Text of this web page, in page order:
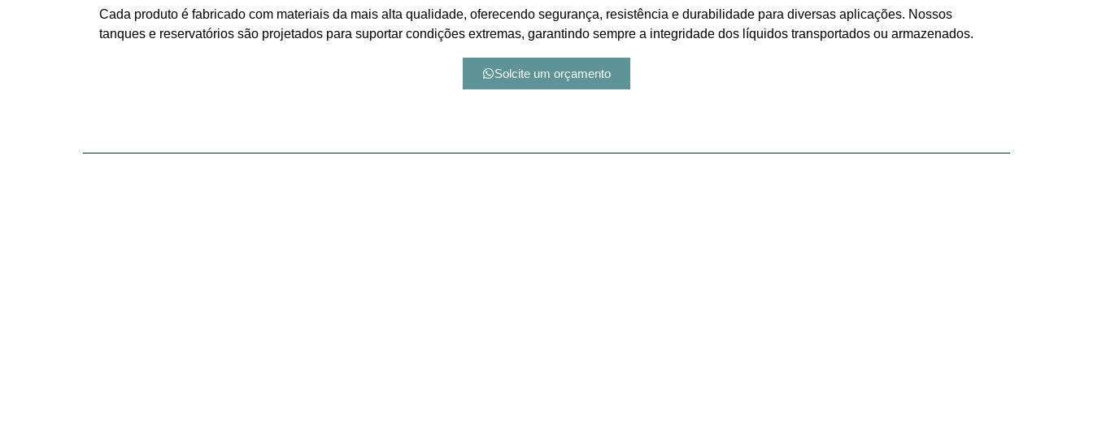
Cada produto é fabricado com materiais da mais alta qualidade, oferecendo segurança, resistência e durabilidade para diversas aplicações. Nossos
tanques e reservatórios são projetados para suportar condições extremas, garantindo sempre a integridade dos líquidos transportados ou armazenados.
Solcite um orçamento